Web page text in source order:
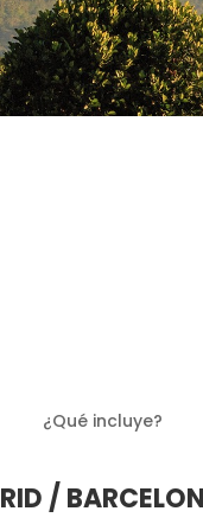
¿Qué incluye?
/